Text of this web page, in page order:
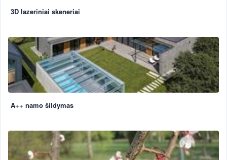
3D lazeriniai skeneriai
A++ namo šildymas